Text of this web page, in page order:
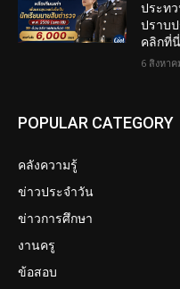
ประท
ปราบ
คลิกที่นี่
6 สิงหาค
POPULAR CATEGORY
คลังความรู้
ข่าวประจำวัน
ข่าวการศึกษา
งานครู
ข้อสอบ